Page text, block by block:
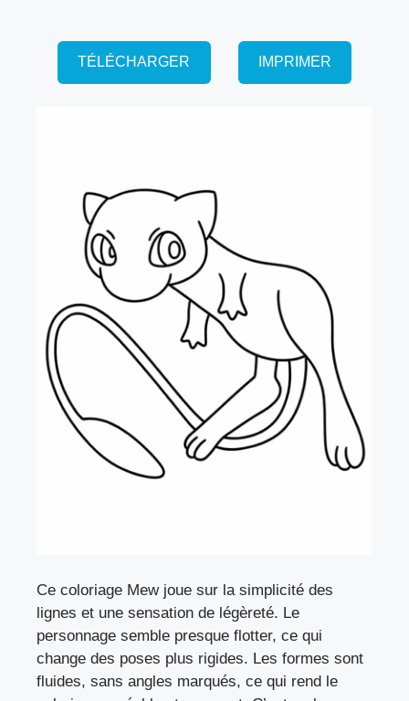
TÉLÉCHARGER IMPRIMER
Ce coloriage Mew joue sur la simplicité des
lignes et une sensation de légèreté. Le
personnage semble presque flotter, ce qui
change des poses plus rigides. Les formes sont
fluides, sans angles marqués, ce qui rend le